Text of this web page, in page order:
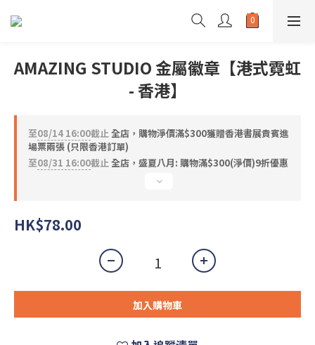
AMAZING STUDIO 金屬徽章【港式霓虹
- 香港】
至08/14 16:00截止全店，購物淨價滿$300獲贈香港書展貴賓進
場票兩張 (只限香港訂單)
至08/31 16:00截止全店，盛夏八月: 購物滿$300(淨價)9折優惠
HK$78.00
加入購物車